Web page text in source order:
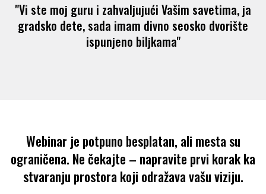
"Vi ste moj guru i zahvaljujući Vašim savetima, ja
gradsko dete, sada imam divno seosko dvorište
ispunjeno biljkama"
Webinar je potpuno besplatan, ali mesta su
ograničena. Ne čekajte – napravite prvi korak ka
stvaranju prostora koji odražava vašu viziju.